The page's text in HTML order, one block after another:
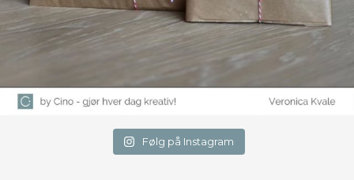
Følg på Instagram